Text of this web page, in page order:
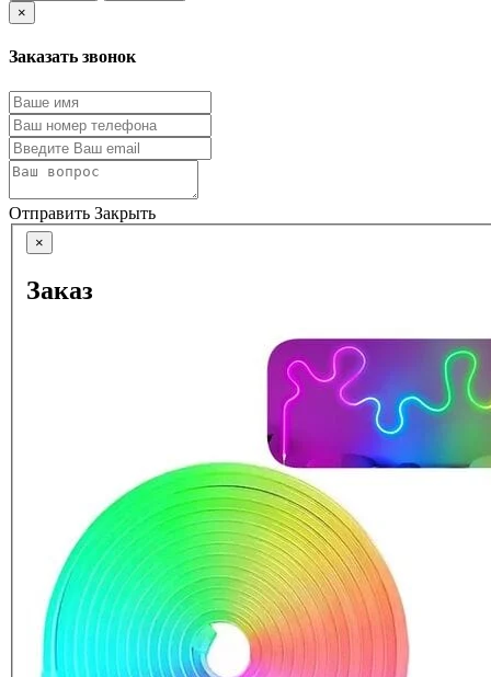
×
Заказать звонок
Отправить Закрыть
×
Заказ